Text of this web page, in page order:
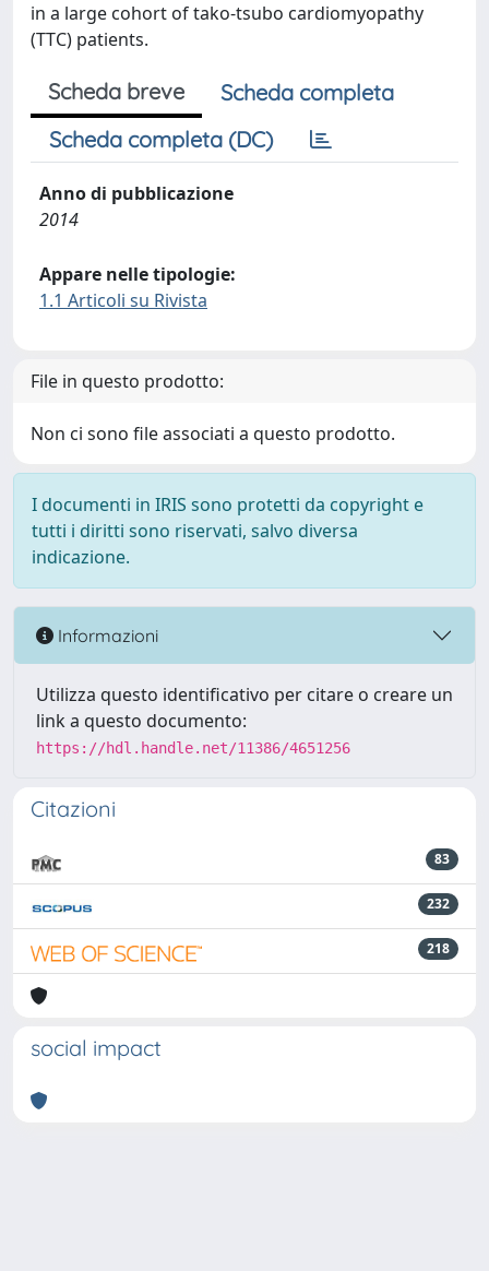
in a large cohort of tako-tsubo cardiomyopathy
(TTC) patients.
Scheda breve
Scheda completa
Scheda completa (DC)
Anno di pubblicazione
2014
Appare nelle tipologie:
1.1 Articoli su Rivista
File in questo prodotto:
Non ci sono file associati a questo prodotto.
I documenti in IRIS sono protetti da copyright e
tutti i diritti sono riservati, salvo diversa
indicazione.
Informazioni
Utilizza questo identificativo per citare o creare un
link a questo documento:
https://hdl.handle.net/11386/4651256
Citazioni
83
232
218
social impact